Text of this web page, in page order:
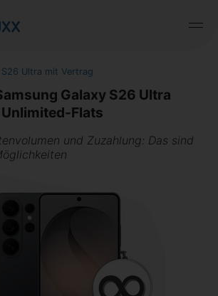
S26 Ultra mit Vertrag
Galaxy S26 Ultra
Flats
und Zuzahlung: Das sind